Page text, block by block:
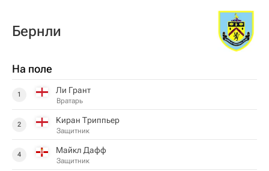
Бернли
На поле
1 Ли Грант
Вратарь
2 Киран Триппьер
Защитник
4 Майкл Дафф
Защитник